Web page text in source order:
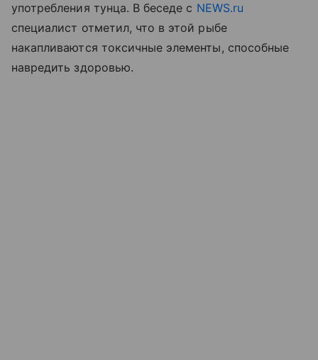
употребления тунца. В беседе с NEWS.ru
специалист отметил, что в этой рыбе
накапливаются токсичные элементы, способные
навредить здоровью.